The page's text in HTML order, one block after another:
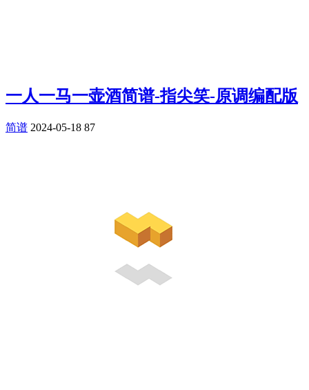
一人一马一壶酒简谱-指尖笑-原调编配版
简谱 2024-05-18 87